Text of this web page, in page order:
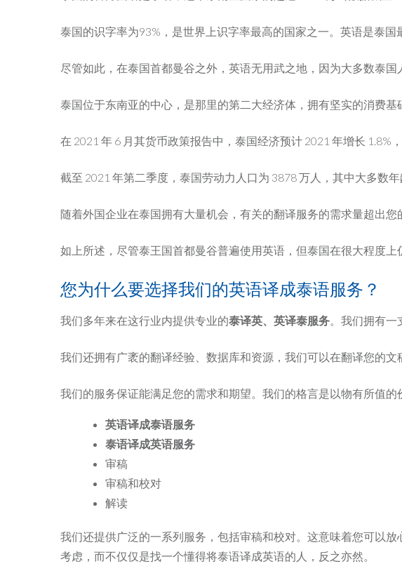
泰国的识字率为93%，是世界上识字率最高的国家之一。英语是泰国
尽管如此，在泰国首都曼谷之外，英语无用武之地，因为大多数泰
泰国位于东南亚的中心，是那里的第二大经济体，拥有坚实的消费基
在 2021 年 6 月其货币政策报告中，泰国经济预计 2021 年增长 1.8%
截至 2021 年第二季度，泰国劳动力人口为 3878 万人，其中大多数
随着外国企业在泰国拥有大量机会，有关的翻译服务的需求量超出您
如上所述，尽管泰王国首都曼谷普遍使用英语，但泰国在很大程度
您为什么要选择我们的英语译成泰语服务？
我们多年来在这行业内提供专业的泰译英、英译泰服务。我们拥有一
我们还拥有广袤的翻译经验、数据库和资源，我们可以在翻译您的文
我们的服务保证能满足您的需求和期望。我们的格言是以物有所值
英语译成泰语服务
泰语译成英语服务
审稿
审稿和校对
解读
我们还提供广泛的一系列服务，包括审稿和校对。这意味着您可以
考虑，而不仅仅是找一个懂得将泰语译成英语的人，反之亦然。